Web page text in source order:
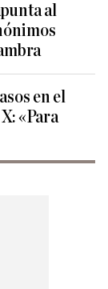
al
en el
«Para